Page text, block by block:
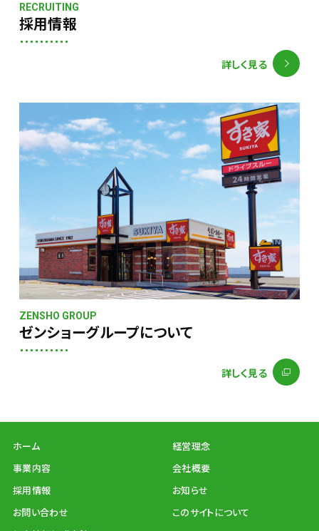
RECRUITING
採用情報
詳しく見る
ZENSHO GROUP
ゼンショーグループについて
詳しく見る
ホーム
経営理念
事業内容
会社概要
採用情報
お知らせ
お問い合わせ
このサイトについて